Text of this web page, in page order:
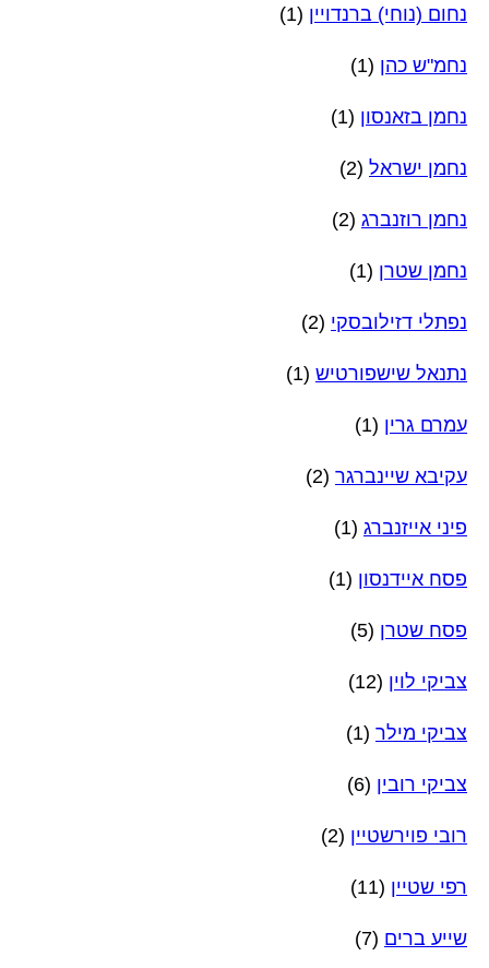
נחום (נוחי) ברנדויין (1)
נחמ"ש כהן (1)
נחמן בזאנסון (1)
נחמן ישראל (2)
נחמן רוזנברג (2)
נחמן שטרן (1)
נפתלי דזילובסקי (2)
נתנאל שישפורטיש (1)
עמרם גרין (1)
עקיבא שיינברגר (2)
פיני אייזנברג (1)
פסח איידנסון (1)
פסח שטרן (5)
צביקי לוין (12)
צביקי מילר (1)
צביקי רובין (6)
רובי פוירשטיין (2)
רפי שטיין (11)
שייע ברים (7)